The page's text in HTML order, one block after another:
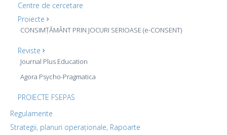
Centre de cercetare
Proiecte
CONSIMȚĂMÂNT PRIN JOCURI SERIOASE (e-CONSENT)
Reviste
Journal Plus Education
Agora Psycho-Pragmatica
PROIECTE FSEPAS
Regulamente
Strategii, planuri operaționale, Rapoarte